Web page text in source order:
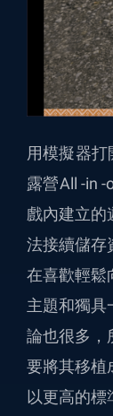
用模擬器
露營All -in
戲內建立的
法接續儲存
在喜歡輕鬆
主題和獨具
論也很多，
要將其移植
以更高的標